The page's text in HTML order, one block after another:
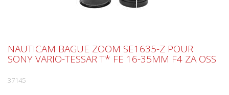
NAUTICAM BAGUE ZOOM SE1635-Z POUR
SONY VARIO-TESSAR T* FE 16-35MM F4 ZA OSS
37145